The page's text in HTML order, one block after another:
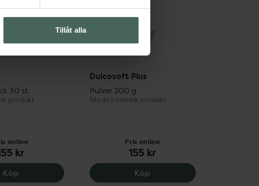
Tillåt alla
kr.
30 st
produkt
online
kr
KöpProibs IBS, 155 kr.
Dulcosoft Plus
Pulver 200 g
Medicinteknisk produkt
Pris online
155 kr
Köp Dulcosoft Plus, 155 kr.